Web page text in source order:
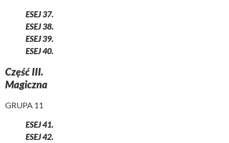
ESEJ 37.
ESEJ 38.
ESEJ 39.
ESEJ 40.
Część III.
Magiczna
GRUPA 11
ESEJ 41.
ESEJ 42.